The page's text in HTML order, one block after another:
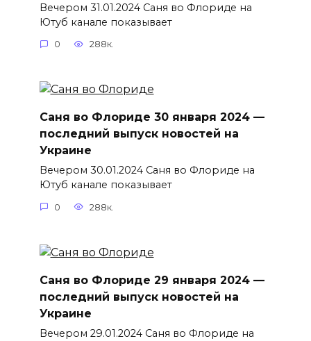
Вечером 31.01.2024 Саня во Флориде на
Ютуб канале показывает
0 288к.
Саня во Флориде 30 января 2024 —
последний выпуск новостей на
Украине
Вечером 30.01.2024 Саня во Флориде на
Ютуб канале показывает
0 288к.
Саня во Флориде 29 января 2024 —
последний выпуск новостей на
Украине
Вечером 29.01.2024 Саня во Флориде на